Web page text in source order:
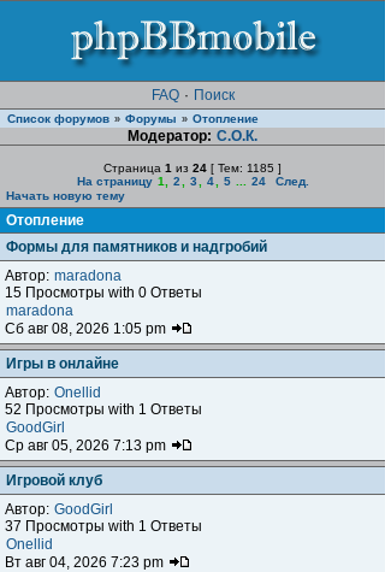
FAQ · Поиск
Список форумов » Форумы » Отопление
Модератор: С.О.К.
Страница 1 из 24 [ Тем: 1185 ]
На страницу 1 2 3 4 5 24
След.
Начать новую тему
Отопление
Формы для памятников и надгробий
Автор: maradona
15 Просмотры with 0 Ответы
maradona
Сб авг 08, 2026 1:05 pm
Игры в онлайне
Автор: Onellid
52 Просмотры with 1 Ответы
GoodGirl
Ср авг 05, 2026 7:13 pm
Игровой клуб
Автор: GoodGirl
37 Просмотры with 1 Ответы
Onellid
Вт авг 04, 2026 7:23 pm